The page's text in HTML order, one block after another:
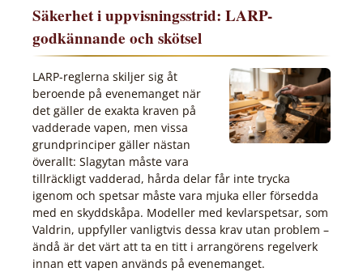
Säkerhet i uppvisningsstrid: LARP-
godkännande och skötsel
LARP-reglerna skiljer sig åt
beroende på evenemanget när
det gäller de exakta kraven på
vadderade vapen, men vissa
grundprinciper gäller nästan
överallt: Slagytan måste vara
tillräckligt vadderad, hårda delar får inte trycka
igenom och spetsar måste vara mjuka eller försedda
med en skyddskåpa. Modeller med kevlarspetsar, som
Valdrin, uppfyller vanligtvis dessa krav utan problem –
ändå är det värt att ta en titt i arrangörens regelverk
innan ett vapen används på evenemanget.